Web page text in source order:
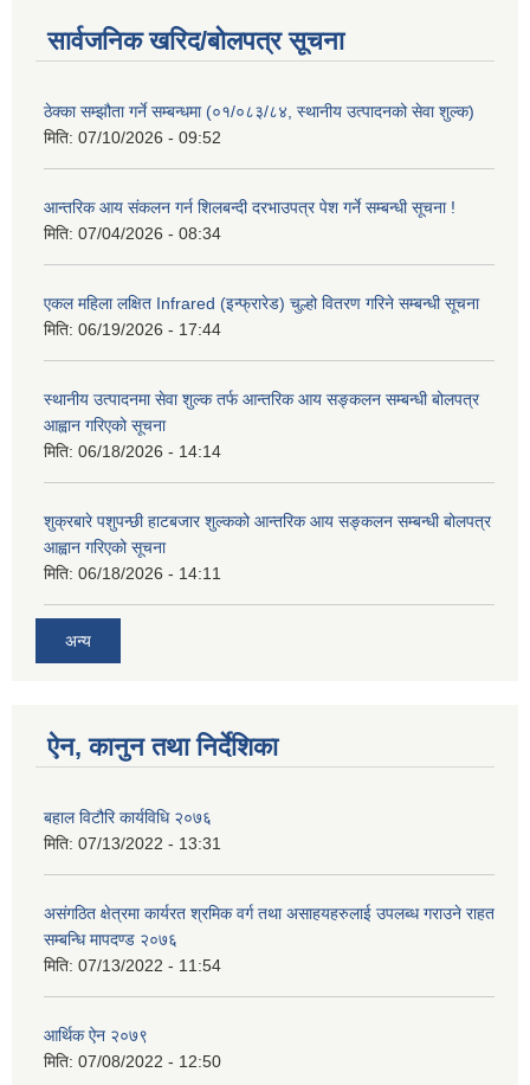
सार्वजनिक खरिद/बोलपत्र सूचना
ठेक्का सम्झौता गर्ने सम्बन्धमा (०१/०८३/८४, स्थानीय उत्पादनको सेवा शुल्क)
मिति: 07/10/2026 - 09:52
आन्तरिक आय संकलन गर्न शिलबन्दी दरभाउपत्र पेश गर्ने सम्बन्धी सूचना !
मिति: 07/04/2026 - 08:34
एकल महिला लक्षित Infrared (इन्फ्रारेड) चुल्हो वितरण गरिने सम्बन्धी सूचना
मिति: 06/19/2026 - 17:44
स्थानीय उत्पादनमा सेवा शुल्क तर्फ आन्तरिक आय सङ्कलन सम्बन्धी बोलपत्र
आह्वान गरिएको सूचना
मिति: 06/18/2026 - 14:14
शुक्रबारे पशुपन्छी हाटबजार शुल्कको आन्तरिक आय सङ्कलन सम्बन्धी बोलपत्र
आह्वान गरिएको सूचना
मिति: 06/18/2026 - 14:11
अन्य
ऐन, कानुन तथा निर्देशिका
बहाल विटौरि कार्यविधि २०७६
मिति: 07/13/2022 - 13:31
असंगठित क्षेत्रमा कार्यरत श्रमिक वर्ग तथा असाहयहरुलाई उपलब्ध गराउने राहत
सम्बन्धि मापदण्ड २०७६
मिति: 07/13/2022 - 11:54
आर्थिक ऐन २०७९
मिति: 07/08/2022 - 12:50